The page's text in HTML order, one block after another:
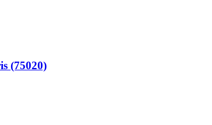
(75020)